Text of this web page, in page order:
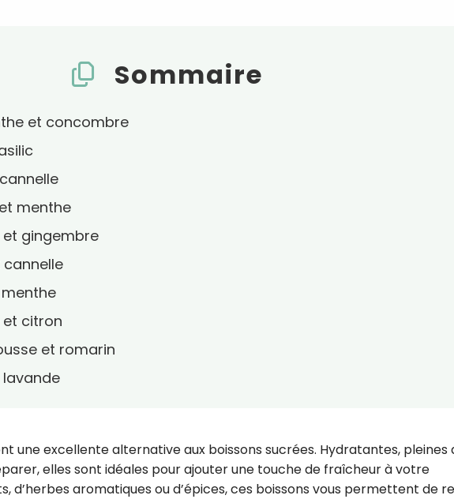
Sommaire
et concombre
menthe
et gingembre
cannelle
et citron
et romarin
lavande
une excellente alternative aux boissons sucrées. Hydratantes, pleines
elles sont idéales pour ajouter une touche de fraîcheur à votre
d’herbes aromatiques ou d’épices, ces boissons vous permettent de